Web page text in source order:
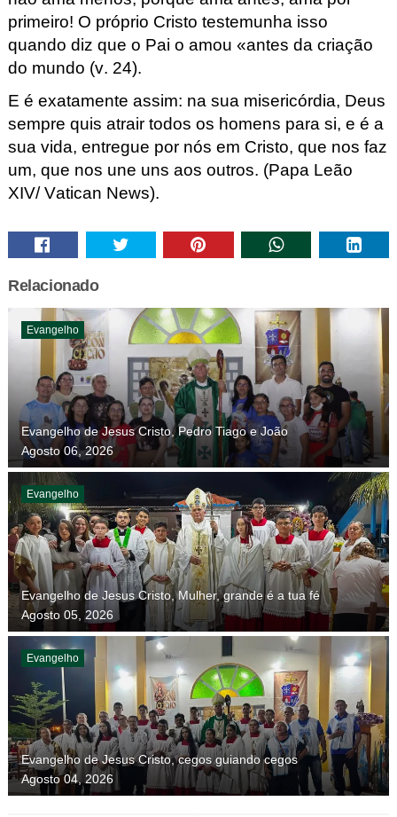
primeiro! O próprio Cristo testemunha isso
quando diz que o Pai o amou «antes da criação
do mundo (v. 24).
E é exatamente assim: na sua misericórdia, Deus
sempre quis atrair todos os homens para si, e é a
sua vida, entregue por nós em Cristo, que nos faz
um, que nos une uns aos outros. (Papa Leão
XIV/ Vatican News).
Relacionado
Evangelho
Evangelho de Jesus Cristo, Pedro Tiago e João
Agosto 06, 2026
Evangelho
Evangelho de Jesus Cristo, Mulher, grande é a tua fé
Agosto 05, 2026
Evangelho
Evangelho de Jesus Cristo, cegos guiando cegos
Agosto 04, 2026